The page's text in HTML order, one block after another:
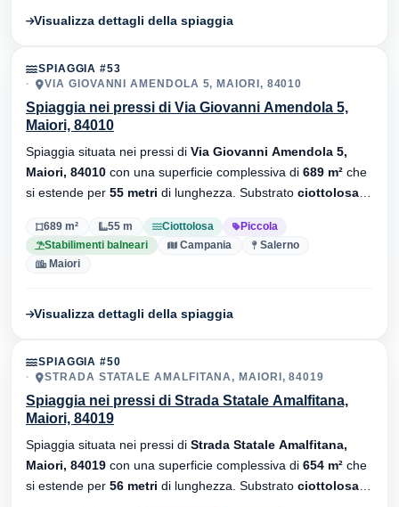
Visualizza dettagli della spiaggia
SPIAGGIA #53
VIA GIOVANNI AMENDOLA 5, MAIORI, 84010
Spiaggia nei pressi di Via Giovanni Amendola 5,
Maiori, 84010
Spiaggia situata nei pressi di Via Giovanni Amendola 5,
Maiori, 84010 con una superficie complessiva di 689 m² che
si estende per 55 metri di lunghezza. Substrato ciottolosa
689 m² 55 m Ciottolosa
Piccola
Stabilimenti balneari
Campania
Salerno
Maiori
Visualizza dettagli della spiaggia
SPIAGGIA #50
STRADA STATALE AMALFITANA, MAIORI, 84019
Spiaggia nei pressi di Strada Statale Amalfitana,
Maiori, 84019
Spiaggia situata nei pressi di Strada Statale Amalfitana,
Maiori, 84019 con una superficie complessiva di 654 m² che
si estende per 56 metri di lunghezza. Substrato ciottolosa